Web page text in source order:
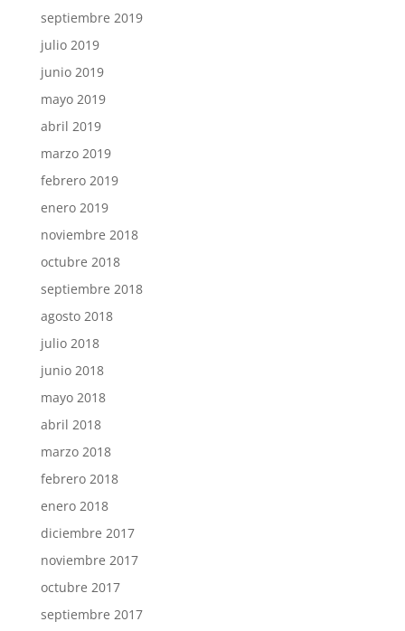
septiembre 2019
julio 2019
junio 2019
mayo 2019
abril 2019
marzo 2019
febrero 2019
enero 2019
noviembre 2018
octubre 2018
septiembre 2018
agosto 2018
julio 2018
junio 2018
mayo 2018
abril 2018
marzo 2018
febrero 2018
enero 2018
diciembre 2017
noviembre 2017
octubre 2017
septiembre 2017